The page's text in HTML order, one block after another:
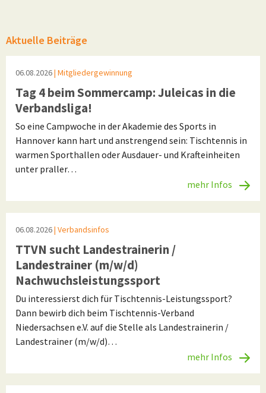
Aktuelle Beiträge
06.08.2026| Mitgliedergewinnung
Tag 4 beim Sommercamp: Juleicas in die
Verbandsliga!
So eine Campwoche in der Akademie des Sports in
Hannover kann hart und anstrengend sein: Tischtennis in
warmen Sporthallen oder Ausdauer- und Krafteinheiten
unter praller…
mehr Infos
06.08.2026| Verbandsinfos
TTVN sucht Landestrainerin /
Landestrainer (m/w/d)
Nachwuchsleistungssport
Du interessierst dich für Tischtennis-Leistungssport?
Dann bewirb dich beim Tischtennis-Verband
Niedersachsen e.V. auf die Stelle als Landestrainerin /
Landestrainer (m/w/d)…
mehr Infos